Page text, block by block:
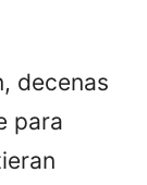
decenas
para